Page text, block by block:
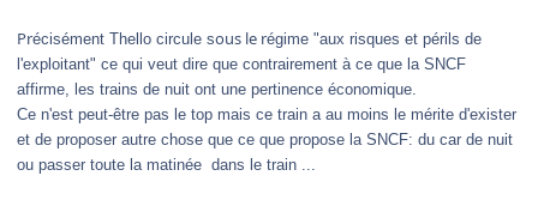
Précisément Thello circule sous le régime "aux risques et périls de
l'exploitant" ce qui veut dire que contrairement à ce que la SNCF
affirme, les trains de nuit ont une pertinence économique.
Ce n'est peut-être pas le top mais ce train a au moins le mérite d'exister
et de proposer autre chose que ce que propose la SNCF: du car de nuit
ou passer toute la matinée dans le train ...